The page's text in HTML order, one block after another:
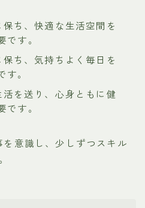
ち、快適な生活空間を
す。
ち、気持ちよく毎日を
。
を送り、心身ともに健
す。
意識し、少しずつスキル